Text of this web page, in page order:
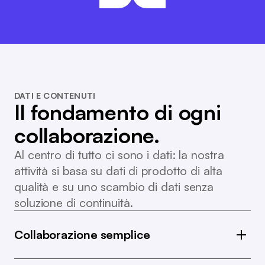
DATI E CONTENUTI
Il fondamento di ogni
collaborazione.
Al centro di tutto ci sono i dati: la nostra
attività si basa su dati di prodotto di alta
qualità e su uno scambio di dati senza
soluzione di continuità.
Collaborazione semplice